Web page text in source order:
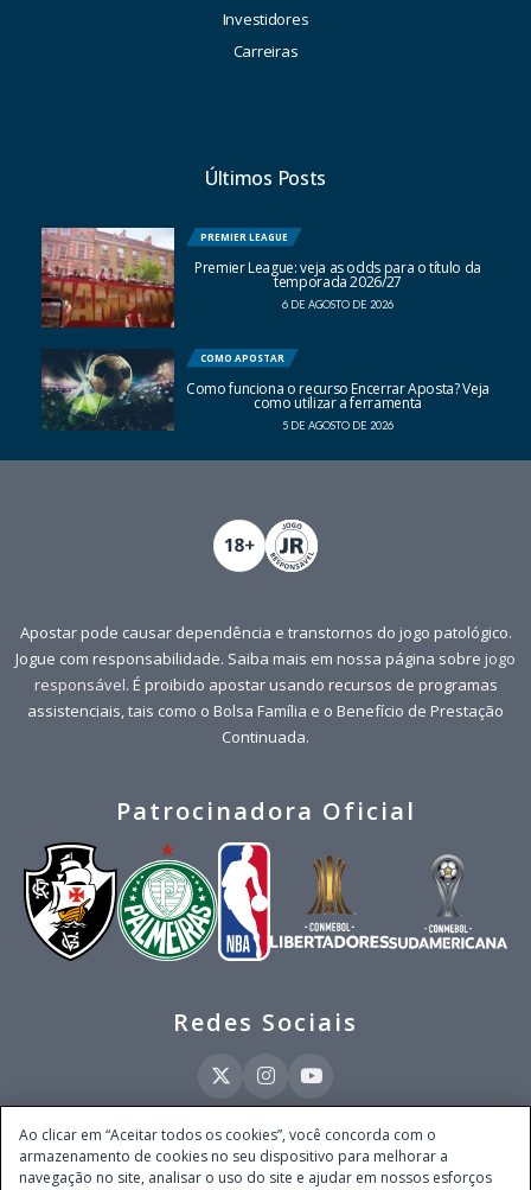
Investidores
Carreiras
Últimos Posts
PREMIER LEAGUE
Premier League: veja as odds para o título da
temporada 2026/27
6 DE AGOSTO DE 2026
COMO APOSTAR
Como funciona o recurso Encerrar Aposta? Veja
como utilizar a ferramenta
5 DE AGOSTO DE 2026
Apostar pode causar dependência e transtornos do jogo patológico.
Jogue com responsabilidade. Saiba mais em nossa página sobre jogo
responsável. É proibido apostar usando recursos de programas
assistenciais, tais como o Bolsa Família e o Benefício de Prestação
Continuada.
Patrocinadora Oficial
Redes Sociais
Este site é operado pela Ventmear Brasil LTDA (CNPJ 52.868.380/0001-84), com
endereço na Avenida Brigadeiro Faria Lima, nº 4.055, 3º andar, Itaim Bibi, no
Ao clicar em “Aceitar todos os cookies”, você concorda com o
armazenamento de cookies no seu dispositivo para melhorar a
navegação no site, analisar o uso do site e ajudar em nossos esforços